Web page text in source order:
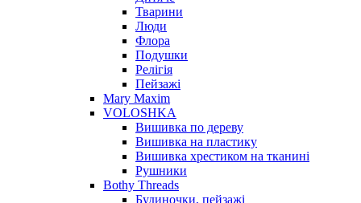
Тварини
Люди
Флора
Подушки
Релігія
Пейзажі
Mary Maxim
VOLOSHKA
Вишивка по дереву
Вишивка на пластику
Вишивка хрестиком на тканині
Рушники
Bothy Threads
Будиночки, пейзажі